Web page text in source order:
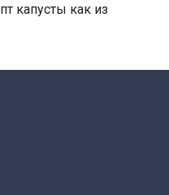
капусты как из